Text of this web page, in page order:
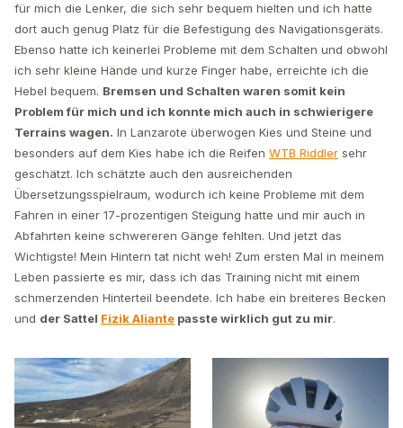
für mich die Lenker, die sich sehr bequem hielten und ich hatte
dort auch genug Platz für die Befestigung des Navigationsgeräts.
Ebenso hatte ich keinerlei Probleme mit dem Schalten und obwohl
ich sehr kleine Hände und kurze Finger habe, erreichte ich die
Hebel bequem. Bremsen und Schalten waren somit kein
Problem für mich und ich konnte mich auch in schwierigere
Terrains wagen. In Lanzarote überwogen Kies und Steine und
besonders auf dem Kies habe ich die Reifen WTB Riddler sehr
geschätzt. Ich schätzte auch den ausreichenden
Übersetzungsspielraum, wodurch ich keine Probleme mit dem
Fahren in einer 17-prozentigen Steigung hatte und mir auch in
Abfahrten keine schwereren Gänge fehlten. Und jetzt das
Wichtigste! Mein Hintern tat nicht weh! Zum ersten Mal in meinem
Leben passierte es mir, dass ich das Training nicht mit einem
schmerzenden Hinterteil beendete. Ich habe ein breiteres Becken
und der Sattel Fizik Aliante passte wirklich gut zu mir.